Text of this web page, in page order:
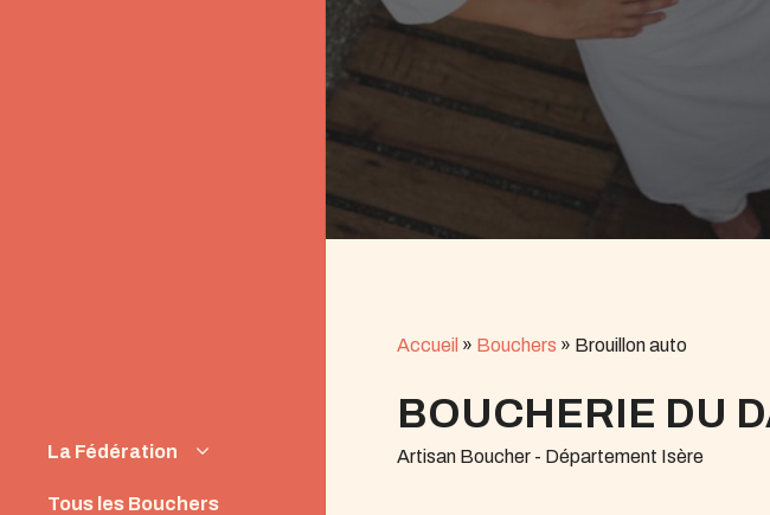
La Fédération
Instances
Tous les Bouchers
Accueil » Bouchers » Brouillon auto
BOUCHERIE DU
Artisan Boucher - Département Isère